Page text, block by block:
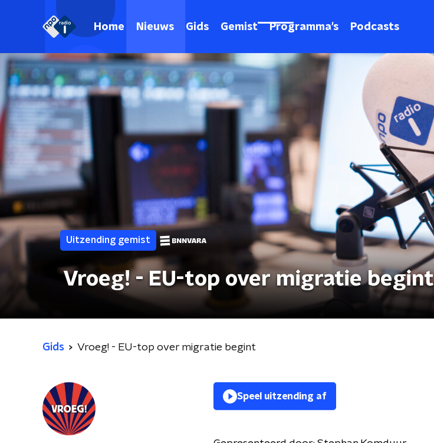
Home Nieuws Gids Gemist Programma's Podcasts
Uitzending gemist
Vroeg! - EU-top over migratie begint
Gids Vroeg! - EU-top over migratie begint
Speel uitzending af